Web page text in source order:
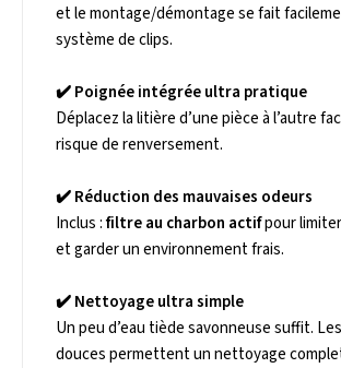
et le montage/démontage se fait
système de clips.
✔️Poignée intégrée ultra pratique
Déplacez la litière d’une pièce à l’autre
risque de renversement.
✔️Réduction des mauvaises odeurs
Inclus :filtre au charbon actifpour
et garder un environnement frais.
✔️Nettoyage ultra simple
Un peu d’eau tiède savonneuse suffit.
douces permettent un nettoyage